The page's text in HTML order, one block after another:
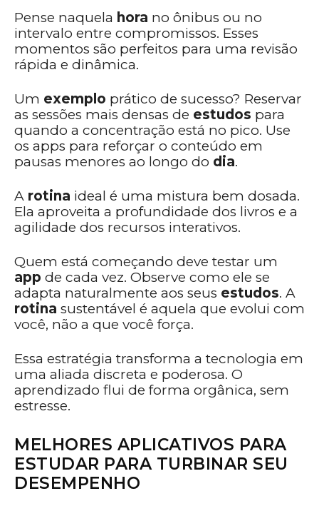
Pense naquela hora no ônibus ou no
intervalo entre compromissos. Esses
momentos são perfeitos para uma revisão
rápida e dinâmica.
Um exemplo prático de sucesso? Reservar
as sessões mais densas de estudos para
quando a concentração está no pico. Use
os apps para reforçar o conteúdo em
pausas menores ao longo do dia.
A rotina ideal é uma mistura bem dosada.
Ela aproveita a profundidade dos livros e a
agilidade dos recursos interativos.
Quem está começando deve testar um
app de cada vez. Observe como ele se
adapta naturalmente aos seus estudos. A
rotina sustentável é aquela que evolui com
você, não a que você força.
Essa estratégia transforma a tecnologia em
uma aliada discreta e poderosa. O
aprendizado flui de forma orgânica, sem
estresse.
MELHORES APLICATIVOS PARA
ESTUDAR PARA TURBINAR SEU
DESEMPENHO